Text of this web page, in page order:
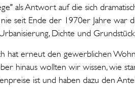
als Antwort auf die sich
seit Ende der 1970er Jahre war
Dichte und
hat erneut den gewerblichen
hinaus wollten wir wissen, wie
ist und haben dazu den